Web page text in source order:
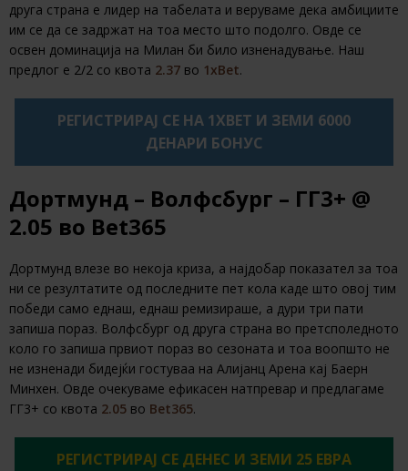
друга страна е лидер на табелата и веруваме дека амбициите
им се да се задржат на тоа место што подолго. Овде се
освен доминација на Милан би било изненадување. Наш
предлог е 2/2 со квота 2.37 во 1xBet.
РЕГИСТРИРАЈ СЕ НА 1XBET И ЗЕМИ 6000
ДЕНАРИ БОНУС
Дортмунд – Волфсбург – ГГ3+ @
2.05 во Bet365
Дортмунд влезе во некоја криза, а најдобар показател за тоа
ни се резултатите од последните пет кола каде што овој тим
победи само еднаш, еднаш ремизираше, а дури три пати
запиша пораз. Волфсбург од друга страна во претсполедното
коло го запиша првиот пораз во сезоната и тоа воопшто не
не изненади бидејќи гостуваа на Алијанц Арена кај Баерн
Минхен. Овде очекуваме ефикасен натпревар и предлагаме
ГГ3+ со квота 2.05 во Bet365.
РЕГИСТРИРАЈ СЕ ДЕНЕС И ЗЕМИ 25 ЕВРА